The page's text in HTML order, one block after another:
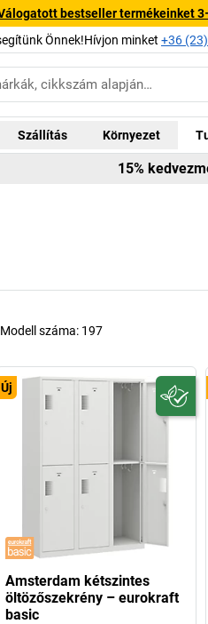
bestseller termékeinket
Önnek!Hívjon minket +36
Szállítás Környezet
15%
Modell száma: 197
Új
Amsterdam kétszintes
öltözőszekrény – eurokraft
basic